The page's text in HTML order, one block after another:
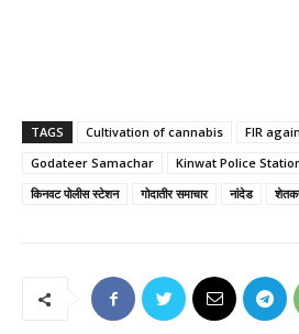
TAGS Cultivation of cannabis FIR
Godateer Samachar
Kinwat Police
किनवट पोलीस स्टेशन
गोदातीर समाचार नांदेड